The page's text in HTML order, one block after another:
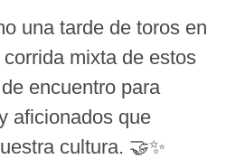
una tarde de toros en
mixta de estos
encuentro para
aficionados que
cultura. 🤝✨